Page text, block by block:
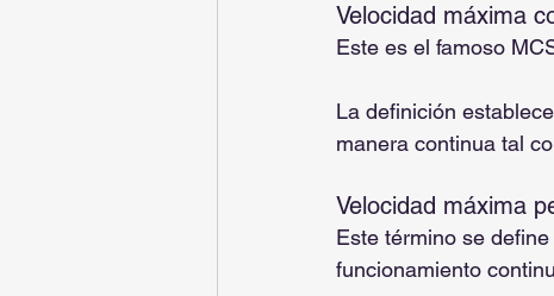
Velocidad máxima
Este es el famoso
La definición
manera continua tal
Velocidad máxima
Este término se
funcionamiento